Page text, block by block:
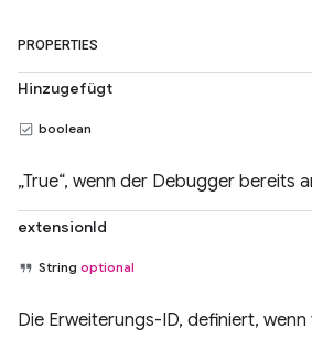
PROPERTIES
Hinzugefügt
boolean
„True“, wenn der Debugger bereits
extensionId
String optional
Die Erweiterungs-ID, definiert, wenn